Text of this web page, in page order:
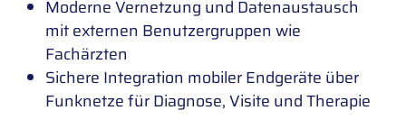
Moderne Vernetzung und Datenaustausch
mit externen Benutzergruppen wie
Fachärzten
Sichere Integration mobiler Endgeräte über
Funknetze für Diagnose, Visite und Therapie